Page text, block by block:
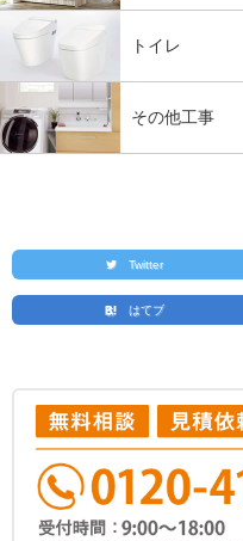
トイレ
その他工事
Twitter
はてブ